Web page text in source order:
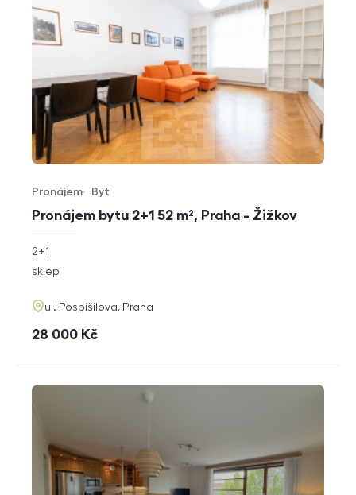
Pronájem bytu 2+1 52 m², Praha - Žižkov
Typ nabídky
Pronájem
Typ nemovitosti
Byt
rozměry
2+1
funkce
sklep
adresa
ul. Pospíšilova, Praha
cena
28 000 Kč